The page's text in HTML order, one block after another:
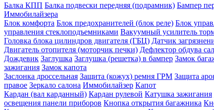
Балка КПП Балка подвески передняя (подрамник) Бампер
Иммобилайзера
Блок комфорта Блок предохранителей (блок реле) Блок
управления стеклоподъемниками Вакуумный усилитель
Головка блока цилиндров двигателя (ГБЦ) Датчик
Двигатель отопителя (моторчик печки) Дефлектор обдува
Дождевик Заглушка Заглушка (решетка) в бампер Замок
зажигания Замок капота
Заслонка дроссельная Защита (кожух) ремня ГРМ Защита
правое Зеркало салона Иммобилайзер Капот
Кардан (вал карданный) Кардан рулевой Катушка зажигания
освещения панели приборов Кнопка открытия багажника